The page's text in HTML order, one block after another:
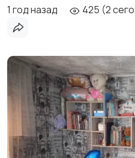
1 год назад 425 (2